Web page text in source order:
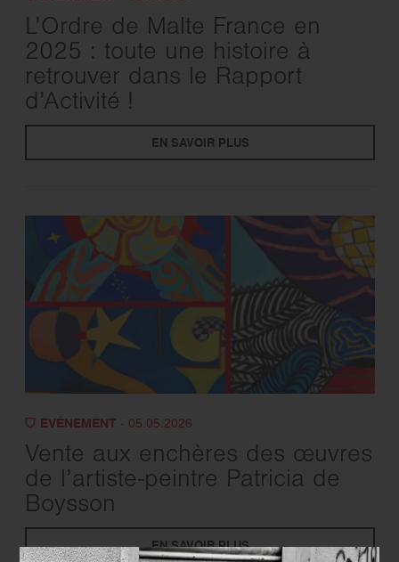
L’Ordre de Malte France en
2025 : toute une histoire à
retrouver dans le Rapport
d’Activité !
EN SAVOIR PLUS
EVÉNEMENT - 05.05.2026
Vente aux enchères des œuvres
de l’artiste-peintre Patricia de
Boysson
EN SAVOIR PLUS